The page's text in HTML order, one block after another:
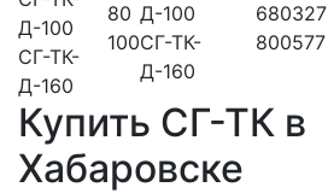
Д-100
СГ-ТК-
Д-160
80
100
Д-100
СГ-ТК-
Д-160
680
800
327
577
Купить СГ-ТК в
Хабаровске